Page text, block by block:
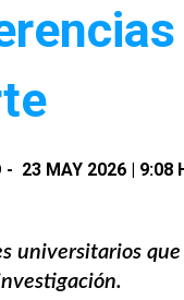
- 23 MAY 2026 | 9:08
universitarios